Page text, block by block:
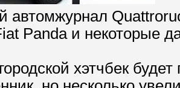
автомжурнал
Panda и некоторые
хэтчбек